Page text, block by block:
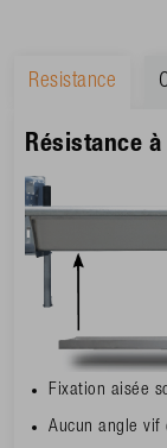
Resistance
Résistance
Fixation aisée
Aucun angle vif